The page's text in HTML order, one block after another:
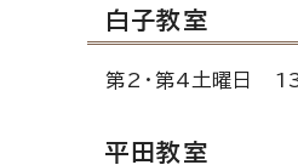
白子教室
第2・第4土曜日
平田教室